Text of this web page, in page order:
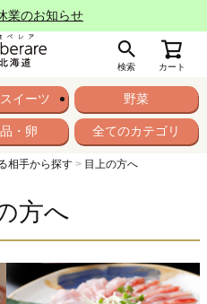
業のお知らせ
検索 カート
イーツ 野菜
・卵 全てのカテゴリ
相手から探す 目上の方へ
方へ